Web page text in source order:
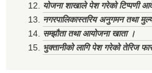
योजना शाखाले पेश गरेको टिप्पणी
नगरपालिकास्तरिय अनुगमन तथा
सम्झौता तथा आयोजना खाता ।
भुक्तानीको लागि पेश गरेको तेरिज